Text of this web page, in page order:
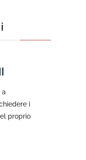
a
i
proprio